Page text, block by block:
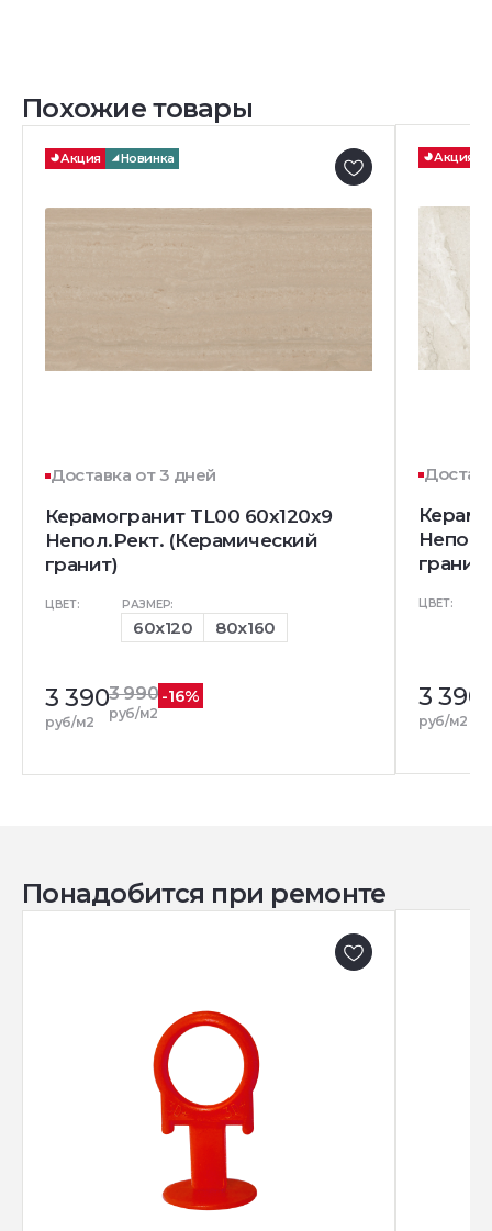
Похожие товары
Акция Новинка
Доставка от 3 дней
Керамогранит TL00 60x120x9
Непол.Рект. (Керамический
гранит)
ЦВЕТ: РАЗМЕР:
60x120 80x160
3 390
руб/м2
3 990
руб/м2
-16%
Акция
гранит)
ЦВЕТ:
3 390
руб/м2
Понадобится при ремонте